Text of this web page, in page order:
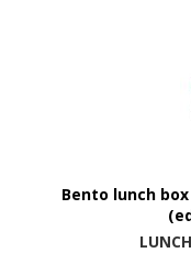
Bento lunch